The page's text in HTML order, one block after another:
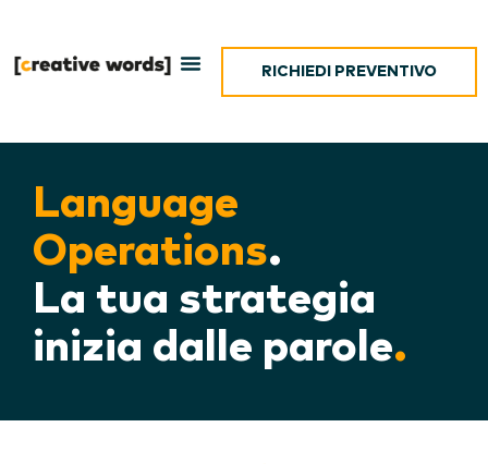
RICHIEDI PREVENTIVO
Language
Operations.
La tua strategia
inizia dalle parole.